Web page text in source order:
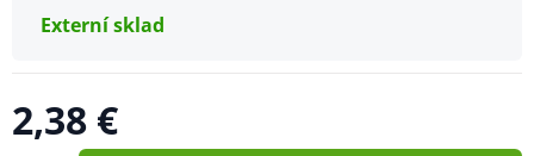
Externí sklad
2,38 €